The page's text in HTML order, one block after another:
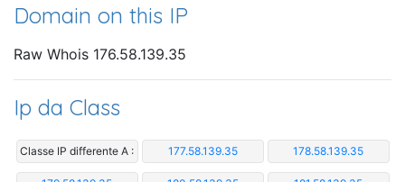
Domain on this IP
Raw Whois 176.58.139.35
Ip da Class
Classe IP differente A : 177.58.139.35 178.58.139.35